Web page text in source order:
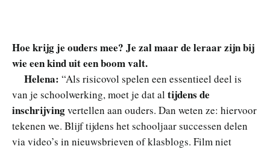
Hoe krijg je ouders mee? Je zal maar de leraar zijn bij
wie een kind uit een boom valt.
Helena: “Als risicovol spelen een essentieel deel is
van je schoolwerking, moet je dat al tijdens de
inschrijvingvertellen aan ouders. Dan weten ze: hiervoor
tekenen we. Blijf tijdens het schooljaar successen delen
via video’s in nieuwsbrieven of klasblogs. Film niet